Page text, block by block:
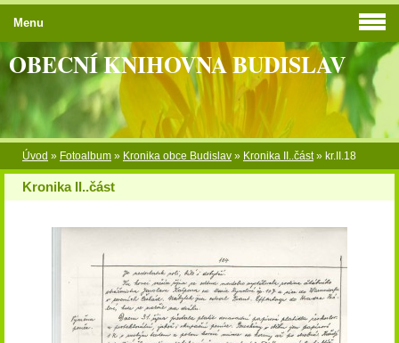
OBECNÍ KNIHOVNA BUDISLAV
Úvod » Fotoalbum » Kronika obce Budislav » Kronika II..část» kr.II.18
Kronika II..část
Menu